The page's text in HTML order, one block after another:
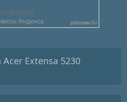
Acer Extensa 5230